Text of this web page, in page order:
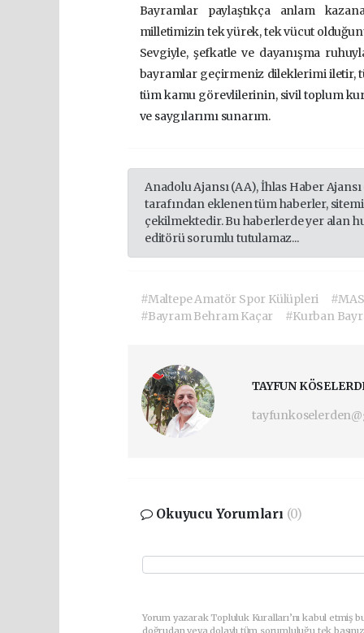
Bayramlar paylaştıkça anlam
milletimizin tek yürek, tek vücut
Sevgiyle, şefkatle ve dayanışma
bayramlar geçirmeniz dileklerimi iletir,
tüm kamu görevlilerinin, sivil toplum
ve saygılarımı sunarım.
Anadolu Ajansı (AA), İhlas Haber
tarafından eklenen tüm haberler,
çekilmektedir. Bu haberlerde yer alan
editörü sorumlu tutulamaz...
#Maltepe Amatör Spor Külüpleri
#Bayram Behram Kaçar
#Kurban
TAYFUN
Okuyucu Yorumları (0)
Yorum yazarak Topluluk Kuralları’nı kabul etmiş
doğrudan veya dolaylı tüm sorumluluğu tek